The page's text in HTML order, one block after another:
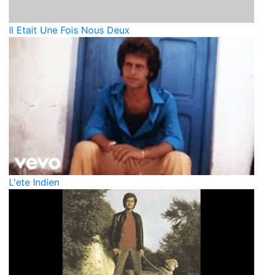
Il Etait Une Fois Nous Deux
L'ete Indien